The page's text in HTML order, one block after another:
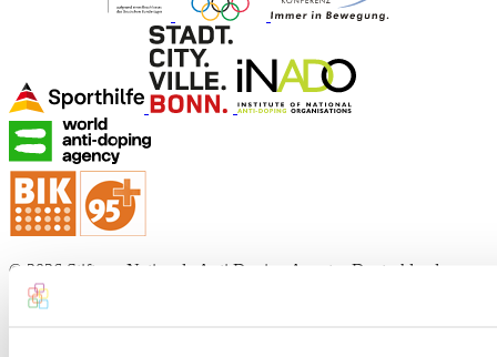
© 2026 Stiftung Nationale Anti Doping Agentur Deutschland